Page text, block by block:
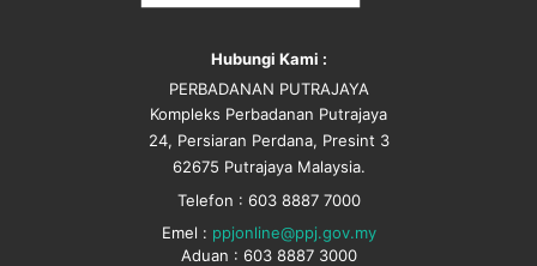
Hubungi Kami :
PERBADANAN PUTRAJAYA
Kompleks Perbadanan Putrajaya
24, Persiaran Perdana, Presint 3
62675 Putrajaya Malaysia.
Telefon : 603 8887 7000
Emel : ppjonline@ppj.gov.my
Aduan : 603 8887 3000